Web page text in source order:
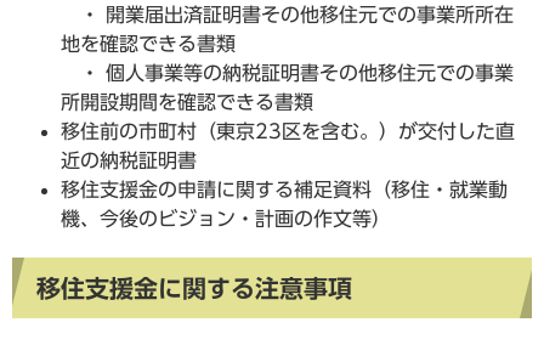
・ 開業届出済証明書その他移住元での事業所所在
地を確認できる書類
・ 個人事業等の納税証明書その他移住元での事業
所開設期間を確認できる書類
移住前の市町村（東京23区を含む。）が交付した直
近の納税証明書
移住支援金の申請に関する補足資料（移住・就業動
機、今後のビジョン・計画の作文等）
移住支援金に関する注意事項